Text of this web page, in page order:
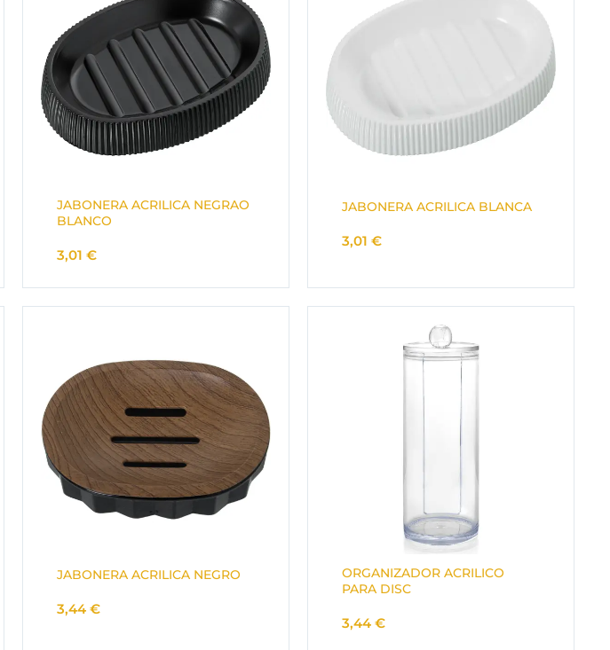
JABONERA ACRILICA NEGRAO
BLANCO
3,01 €
JABONERA ACRILICA BLANCA
3,01 €
JABONERA ACRILICA NEGRO
3,44 €
ORGANIZADOR ACRILICO
PARA DISC
3,44 €